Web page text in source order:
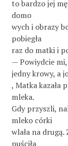
to bardzo jej
domo­
wych i obrazy
pobiegła
raz do matki i
— Powiydcie
jedny krowy, a
, Matka kazała
mleka.
Gdy przyszli,
mleko córki
wlała na
puściła